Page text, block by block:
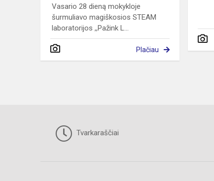
Vasario 28 dieną mokykloje
šurmuliavo magiškosios STEAM
laboratorijos ,,Pažink L...
Plačiau
Tvarkaraščiai